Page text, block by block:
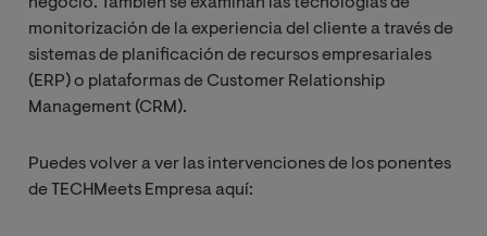
monitorización de la experiencia del cliente a través de
sistemas de planificación de recursos empresariales
(ERP) o plataformas de Customer Relationship
Management (CRM).
Puedes volver a ver las intervenciones de los ponentes
de TECHMeets Empresa aquí: